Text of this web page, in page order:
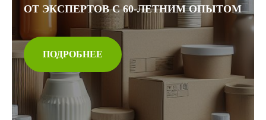
ОТ ЭКСПЕРТОВ С 60-ЛЕТНИМ ОПЫТОМ
ПОДРОБНЕЕ